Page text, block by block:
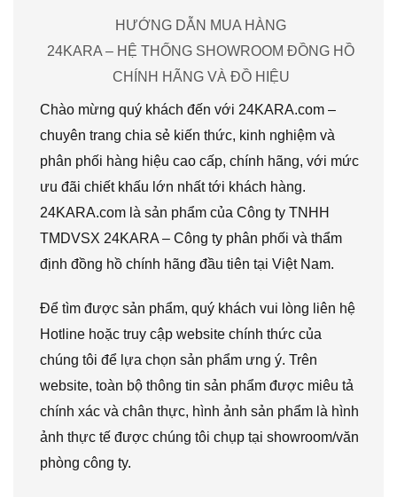
HƯỚNG DẪN MUA HÀNG
24KARA – HỆ THỐNG SHOWROOM ĐỒNG HỒ
CHÍNH HÃNG VÀ ĐỒ HIỆU
Chào mừng quý khách đến với 24KARA.com –
chuyên trang chia sẻ kiến thức, kinh nghiệm và
phân phối hàng hiệu cao cấp, chính hãng, với mức
ưu đãi chiết khấu lớn nhất tới khách hàng.
24KARA.com là sản phẩm của Công ty TNHH
TMDVSX 24KARA – Công ty phân phối và thẩm
định đồng hồ chính hãng đầu tiên tại Việt Nam.
Để tìm được sản phẩm, quý khách vui lòng liên hệ
Hotline hoặc truy cập website chính thức của
chúng tôi để lựa chọn sản phẩm ưng ý. Trên
website, toàn bộ thông tin sản phẩm được miêu tả
chính xác và chân thực, hình ảnh sản phẩm là hình
ảnh thực tế được chúng tôi chụp tại showroom/văn
phòng công ty.